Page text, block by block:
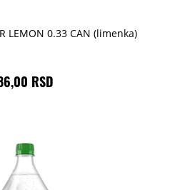
LEMON 0.33 CAN (limenka)
RSD